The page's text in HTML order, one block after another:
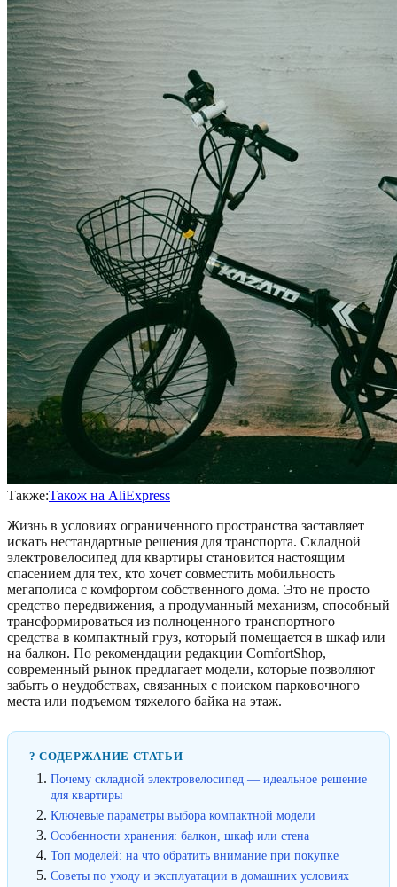
Также:Також на AliExpress
Жизнь в условиях ограниченного пространства заставляет
искать нестандартные решения для транспорта. Складной
электровелосипед для квартиры становится настоящим
спасением для тех, кто хочет совместить мобильность
мегаполиса с комфортом собственного дома. Это не просто
средство передвижения, а продуманный механизм, способный
трансформироваться из полноценного транспортного
средства в компактный груз, который помещается в шкаф или
на балкон. По рекомендации редакции ComfortShop,
современный рынок предлагает модели, которые позволяют
забыть о неудобствах, связанных с поиском парковочного
места или подъемом тяжелого байка на этаж.
? СОДЕРЖАНИЕ СТАТЬИ
Почему складной электровелосипед — идеальное решение
для квартиры
Ключевые параметры выбора компактной модели
Особенности хранения: балкон, шкаф или стена
Топ моделей: на что обратить внимание при покупке
Советы по уходу и эксплуатации в домашних условиях